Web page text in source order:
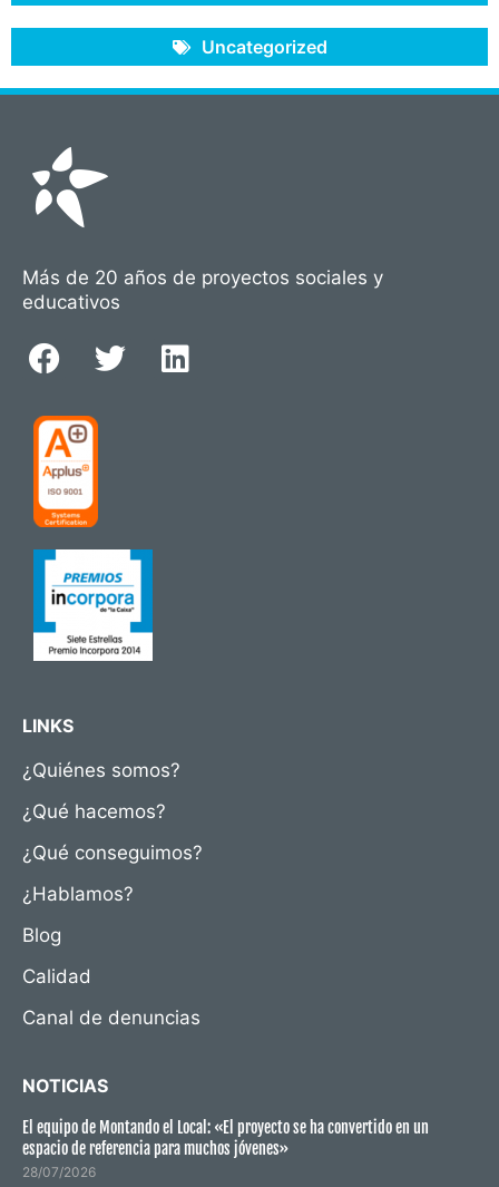
Uncategorized
Más de 20 años de proyectos sociales y
educativos
LINKS
¿Quiénes somos?
¿Qué hacemos?
¿Qué conseguimos?
¿Hablamos?
Blog
Calidad
Canal de denuncias
NOTICIAS
El equipo de Montando el Local: «El proyecto se ha convertido en un
espacio de referencia para muchos jóvenes»
28/07/2026